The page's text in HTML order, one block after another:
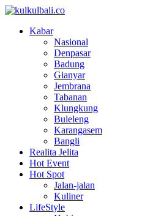
Kabar
Nasional
Denpasar
Badung
Gianyar
Jembrana
Tabanan
Klungkung
Buleleng
Karangasem
Bangli
Realita Jelita
Hot Event
Hot Spot
Jalan-jalan
Kuliner
LifeStyle